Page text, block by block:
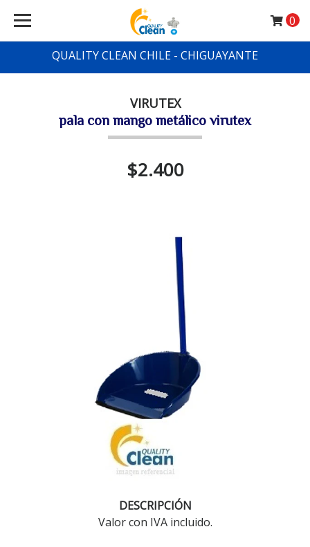
QUALITY CLEAN CHILE - CHIGUAYANTE
0
VIRUTEX
pala con mango metálico virutex
$2.400
DESCRIPCIÓN
Valor con IVA incluido.